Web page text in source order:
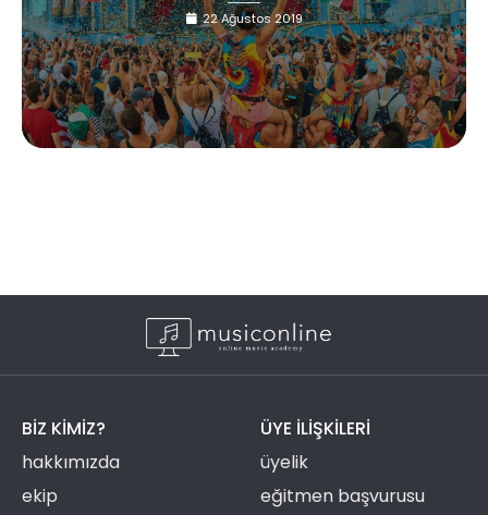
22 Ağustos 2019
BIZ KIMIZ?
hakkımızda
ekip
ÜYE ILIŞKILERI
üyelik
eğitmen başvurusu